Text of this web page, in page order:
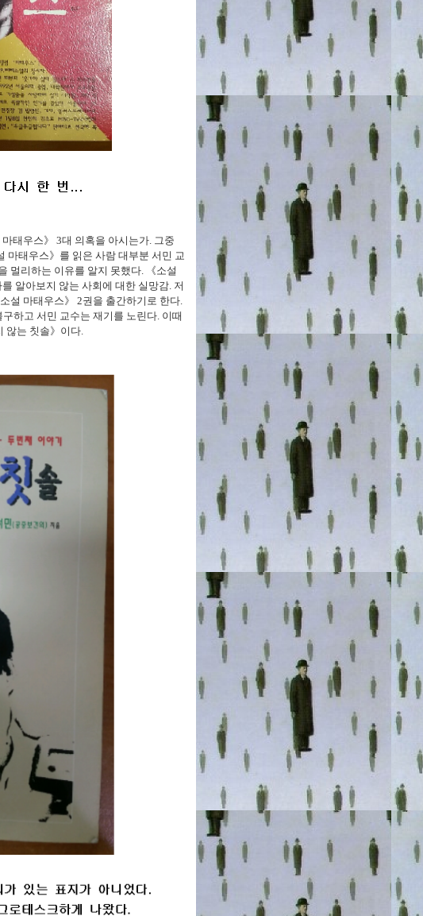
태우스》 3대 의혹을 아시는가. 그중
마태우스》를 읽은 사람 대부분 서민 교
멀리하는 이유를 알지 못했다. 《소설
알아보지 않는 사회에 대한 실망감. 저
설 마태우스》 2권을 출간하기로 한다.
하고 서민 교수는 재기를 노린다. 이때
않는 칫솔》이다.